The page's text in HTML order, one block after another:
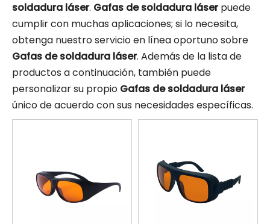
soldadura láser. Gafas de soldadura láserpuede
cumplir con muchas aplicaciones; si lo necesita,
obtenga nuestro servicio en línea oportuno sobre
Gafas de soldadura láser. Además de la lista de
productos a continuación, también puede
personalizar su propio Gafas de soldadura láser
único de acuerdo con sus necesidades específicas.